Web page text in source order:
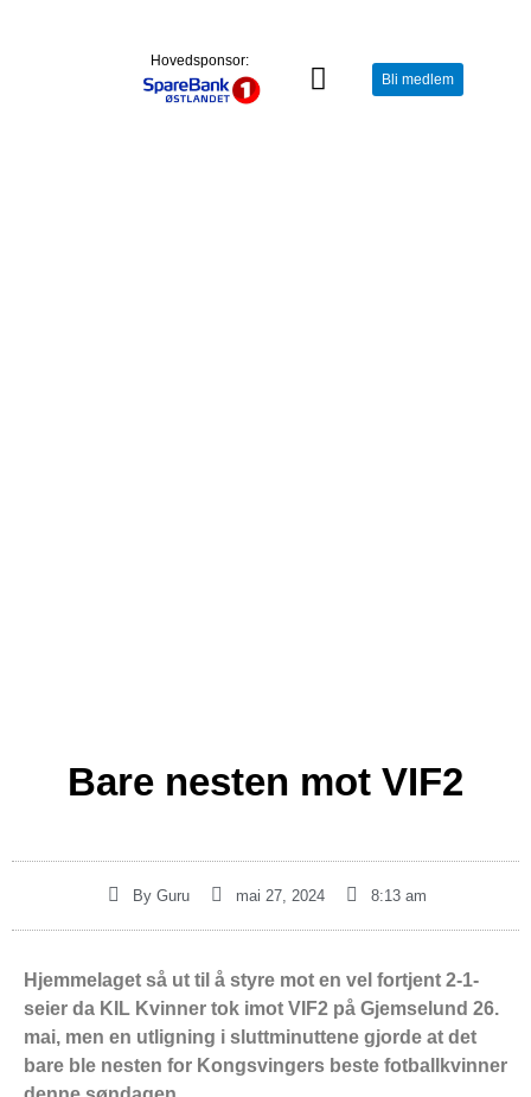
Hovedsponsor:
Bli medlem
Bare nesten mot VIF2
By Guru mai 27, 2024 8:13 am
Hjemmelaget så ut til å styre mot en vel fortjent 2-1-
seier da KIL Kvinner tok imot VIF2 på Gjemselund 26.
mai, men en utligning i sluttminuttene gjorde at det
bare ble nesten for Kongsvingers beste fotballkvinner